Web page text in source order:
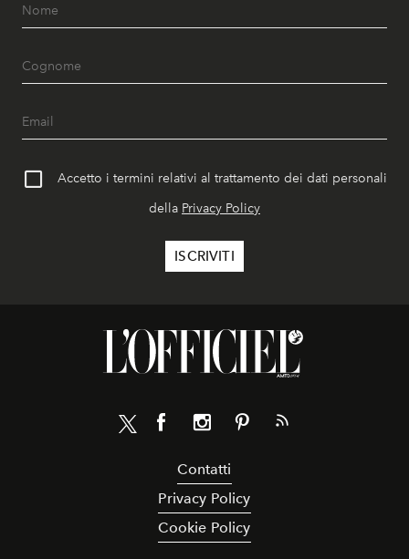
Accetto i termini relativi al trattamento dei dati personali
della Privacy Policy
Contatti
Privacy Policy
Cookie Policy